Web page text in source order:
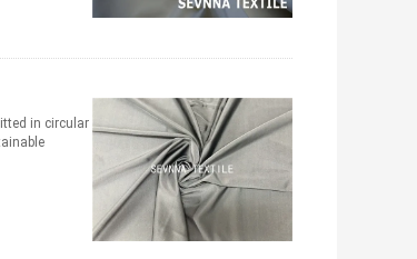
in circular
...